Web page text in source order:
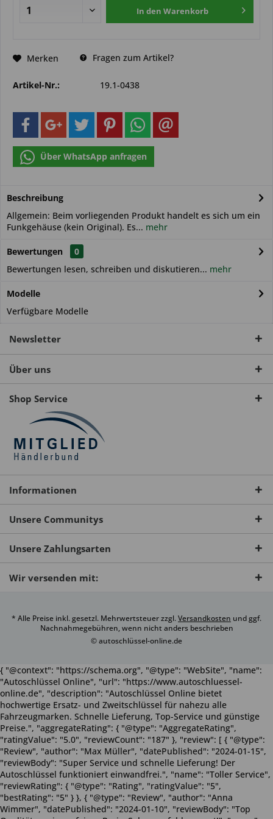
In den Warenkorb
Merken Fragen zum Artikel?
Artikel-Nr.: 19.1-0438
Über WhatsApp anfragen
Beschreibung
Allgemein: Beim vorliegenden Produkt handelt es sich um ein
Funkgehäuse (kein Original). Es... mehr
Bewertungen
0
Bewertungen lesen, schreiben und diskutieren... mehr
Modelle
Verfügbare Modelle
Newsletter
Über uns
Shop Service
Informationen
Unsere Communitys
Unsere Zahlungsarten
Wir versenden mit:
* Alle Preise inkl. gesetzl. Mehrwertsteuer zzgl.Versandkosten und ggf.
Nachnahmegebühren, wenn nicht anders beschrieben
© autoschlüssel-online.de
{ "@context": "https://schema.org", "@type": "WebSite", "name":
"Autoschlüssel Online", "url": "https://www.autoschluessel-
online.de", "description": "Autoschlüssel Online bietet
hochwertige Ersatz- und Zweitschlüssel für nahezu alle
Fahrzeugmarken. Schnelle Lieferung, Top-Service und günstige
Preise.", "aggregateRating": { "@type": "AggregateRating",
"ratingValue": "5.0", "reviewCount": "187" }, "review": [ { "@type":
"Review", "author": "Max Müller", "datePublished": "2024-01-15",
"reviewBody": "Super Service und schnelle Lieferung! Der
Autoschlüssel funktioniert einwandfrei.", "name": "Toller Service",
"reviewRating": { "@type": "Rating", "ratingValue": "5",
"bestRating": "5" } }, { "@type": "Review", "author": "Anna
Wimmer", "datePublished": "2024-01-10", "reviewBody": "Top